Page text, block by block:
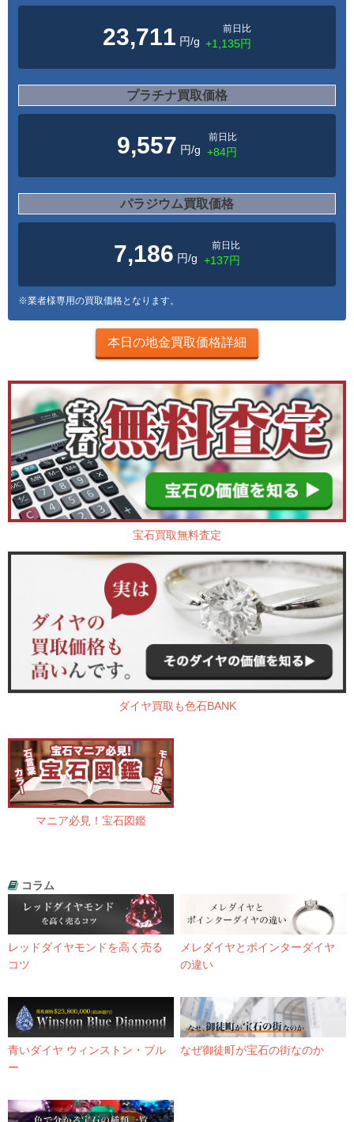
23,711 円/g
前日比
+1,135円
プラチナ買取価格
9,557 円/g
前日比
+84円
パラジウム買取価格
7,186 円/g
前日比
+137円
※業者様専用の買取価格となります。
本日の地金買取価格詳細
宝石買取無料査定
ダイヤ買取も色石BANK
マニア必見！宝石図鑑
コラム
レッドダイヤモンドを高く売る
コツ
メレダイヤとポインターダイヤ
の違い
青いダイヤ ウィンストン・ブル
ー
なぜ御徒町が宝石の街なのか